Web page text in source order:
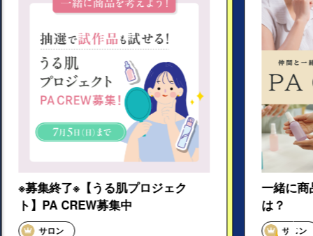
プロジェク
一緒に商品開発⁈「PA CREW